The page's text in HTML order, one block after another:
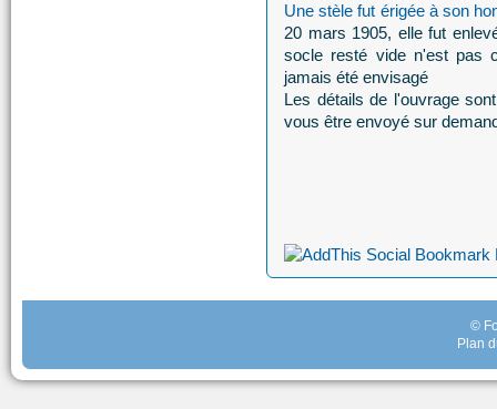
Une stèle fut érigée à son
20 mars 1905, elle fut
socle resté vide n'est pas
jamais été envisagé
Les détails de l'ouvrage
vous être envoyé sur
©
Plan